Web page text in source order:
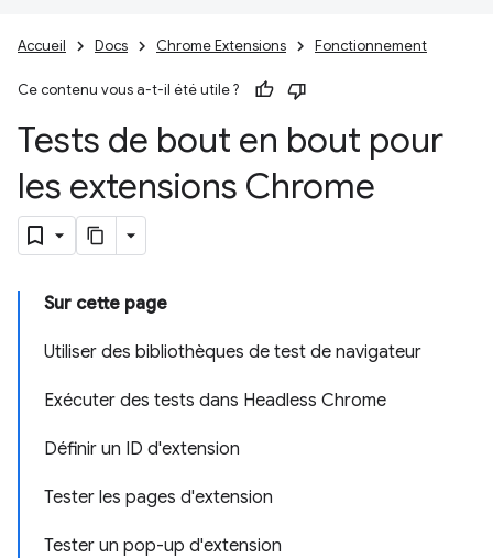
Accueil Docs Chrome Extensions Fonctionnement
Ce contenu vous a-t-il été utile ?
Tests de bout en bout pour
les extensions Chrome
Sur cette page
Utiliser des bibliothèques de test de navigateur
Exécuter des tests dans Headless Chrome
Définir un ID d'extension
Tester les pages d'extension
Tester un pop-up d'extension